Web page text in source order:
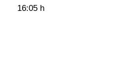
16:05 h